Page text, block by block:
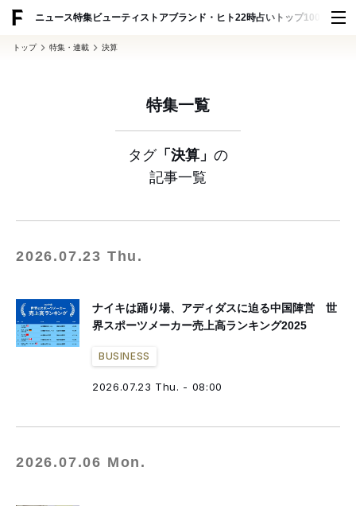
ニュース特集ビューティ ストアブランド・ヒト22時占い トップ100 スナッ
トップ 特集・連載 決算
特集一覧
タグ「決算」 の
記事一覧
2026.07.23 Thu.
ナイキは踊り場、アディダスに迫る中国陣営 世
界スポーツメーカー売上高ランキング2025
BUSINESS
2026.07.23 Thu. - 08:00
2026.07.06 Mon.